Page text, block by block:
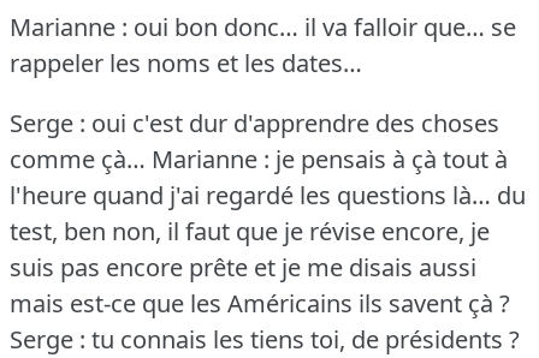
Marianne : oui bon donc… il va falloir que… se
rappeler les noms et les dates…
Serge : oui c'est dur d'apprendre des choses
comme çà… Marianne : je pensais à çà tout à
l'heure quand j'ai regardé les questions là… du
test, ben non, il faut que je révise encore, je
suis pas encore prête et je me disais aussi
mais est-ce que les Américains ils savent çà ?
Serge : tu connais les tiens toi, de présidents ?